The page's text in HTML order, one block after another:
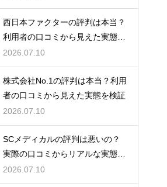
西日本ファクターの評判は本当？
利用者の口コミから見えた実態を
検証
2026.07.10
株式会社No.1の評判は本当？利用
者の口コミから見えた実態を検証
2026.07.10
SCメディカルの評判は悪いの？
実際の口コミからリアルな実態を
検証
2026.07.10